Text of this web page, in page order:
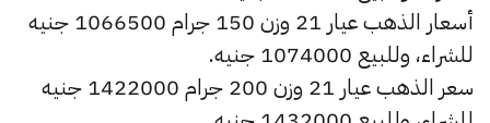
أسعار الذهب عيار 21 وزن 150 جرام 1066500 جنيه
للشراء، وللبيع 1074000 جنيه.
سعر الذهب عيار 21 وزن 200 جرام 1422000 جنيه